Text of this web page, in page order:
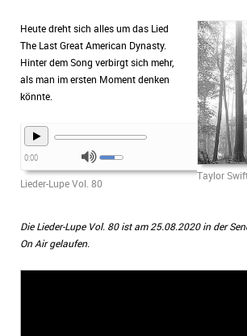
Taylor
Heute dreht sich alles um das Lied
The Last Great American Dynasty.
Hinter dem Song verbirgt sich mehr,
als man im ersten Moment denken
könnte.
0:00
Lieder-Lupe Vol. 80
Die Lieder-Lupe Vol. 80 ist am 25.08.2020 in der
On Air gelaufen.